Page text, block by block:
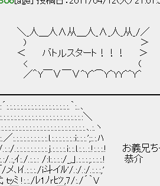
＿人_∧_人_从_/／
＞
タート！！！ ＞
(
∨^Y^⌒Y^YY^^Y^
｀:..､
＼
､.:.ヽ
ﾊ
お義兄ち
/:l:.:.:.:/_,」.:.:.:.;.:.:.:.! 恭介
.:.:.:./i斗イﾙ'/.:/.:/.:.:.:,'
ﾚ1ﾉｒﾋﾂ,7/:./´｀V